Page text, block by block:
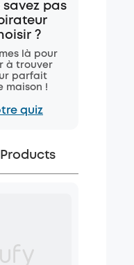
savez pas
?
là pour
à trouver
parfait
maison !
quiz